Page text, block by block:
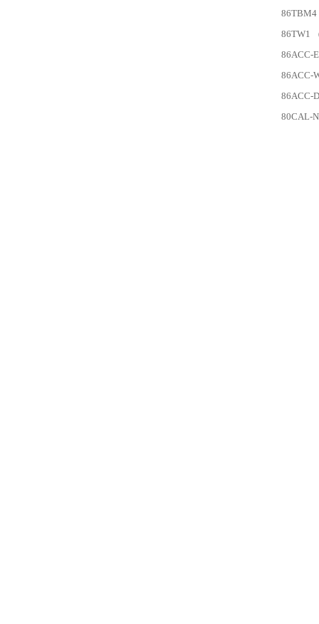
86TBM4
86TW1
86ACC-
86ACC-
86ACC-
80CAL-